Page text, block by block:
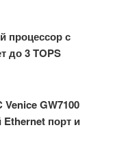
процессор с
до 3 TOPS
GW7100
Ethernet порт и